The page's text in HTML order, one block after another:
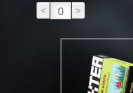
< >